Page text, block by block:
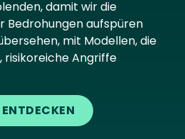
damit wir die
Bedrohungen aufspüren
mit Modellen, die
Angriffe